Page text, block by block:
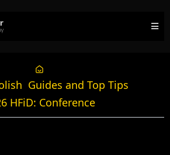
Guides and Top Tips
HFiD: Conference